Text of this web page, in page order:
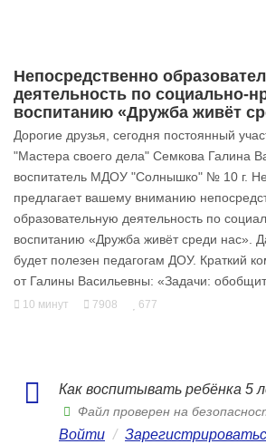
Непосредственно
деятельность по социально-
воспитанию «Дружба живёт
Дорогие друзья, сегодня постоянный
"Мастера своего дела" Семкова Галина
воспитатель МДОУ "Солнышко" № 10 г.
предлагает вашему вниманию
образовательную деятельность по
воспитанию «Дружба живёт среди нас».
будет полезен педагогам ДОУ. Краткий
от Галины Васильевны: «Задачи:
10 минут 7908 677
Как воспитывать ребёнка 5
Файл проверен на
Войти /